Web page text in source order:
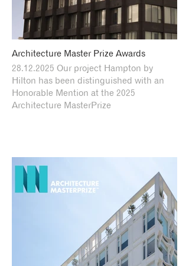
Architecture Master Prize Awards
28.12.2025 Our project Hampton by
Hilton has been distinguished with an
Honorable Mention at the 2025
Architecture MasterPrize